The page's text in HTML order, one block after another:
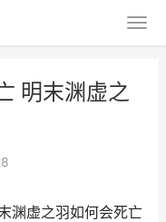
明末渊虚之
渊虚之羽如何会死亡